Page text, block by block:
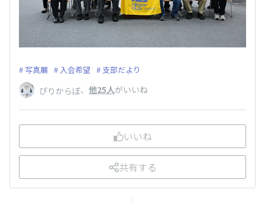
写真展 入会希望 支部だより
ぴりからぼ、 他25人がいいね
いいね
共有する